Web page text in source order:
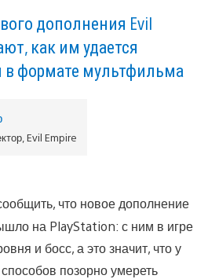
дополнения Evil
как им удается
в формате мультфильма
Evil Empire
что новое дополнение
на PlayStation: с ним в игре
и босс, а это значит, что у
позорно умереть